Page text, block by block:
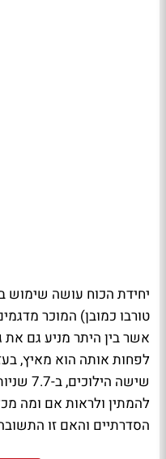
טורבו כמובן) המוכר
אשר בין היתר מניע גם את
להמתין ולראות אם ומה
הסדרתיים והאם זו